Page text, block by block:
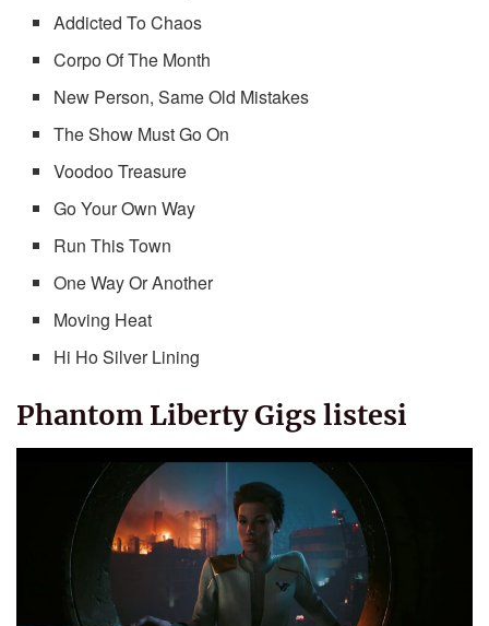
Addicted To Chaos
Corpo Of The Month
New Person, Same Old Mistakes
The Show Must Go On
Voodoo Treasure
Go Your Own Way
Run This Town
One Way Or Another
Moving Heat
Hi Ho Silver Lining
Phantom Liberty Gigs listesi